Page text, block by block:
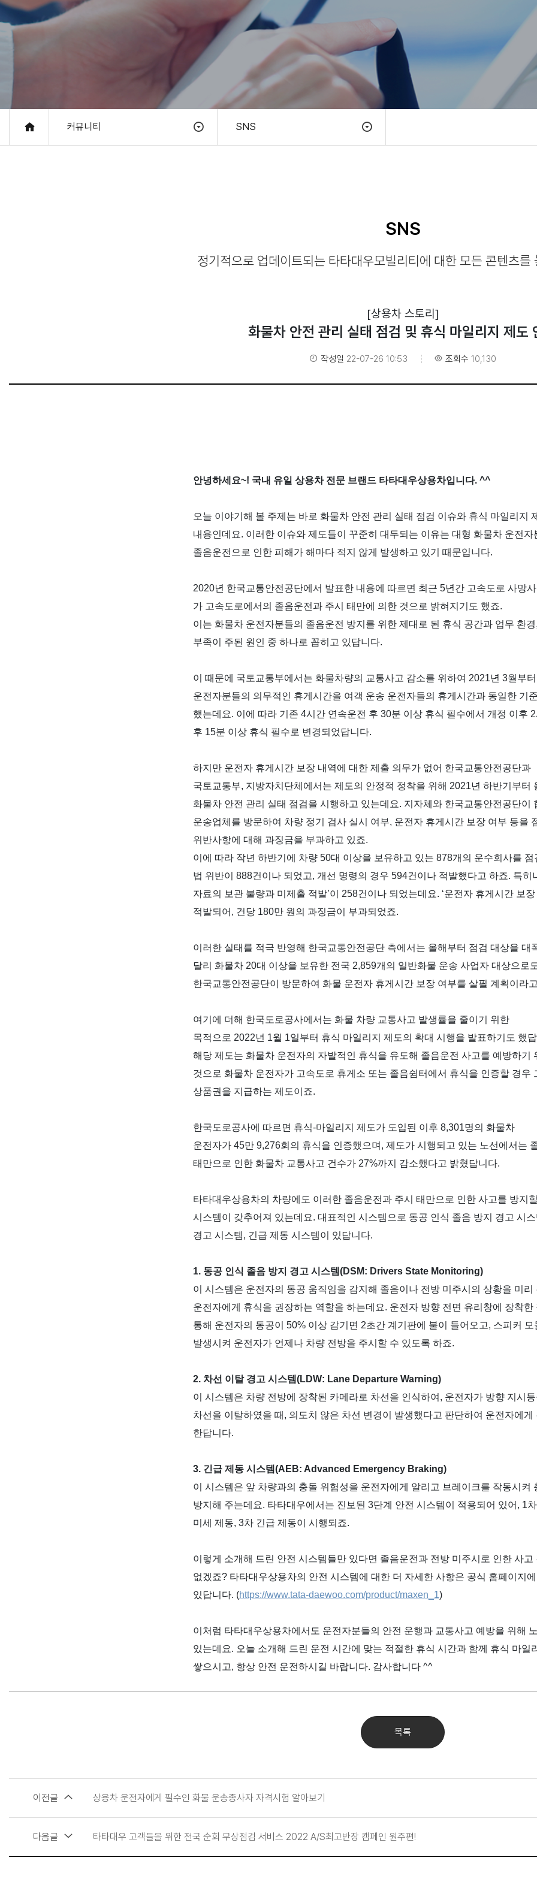
커뮤니티 SNS
SNS
정기적으로 업데이트되는 타타대우모빌리티에 대한 모든 콘텐츠를
[상용차 스토리]
화물차 안전 관리 실태 점검 및 휴식 마일리지 제도
작성일 22-07-26 10:53 조회수 10,130
안녕하세요~! 국내 유일 상용차 전문 브랜드 타타대우상용차입니다. ^^
오늘 이야기해 볼 주제는 바로 화물차 안전 관리 실태 점검 이슈와 휴식 마일리지
내용인데요. 이러한 이슈와 제도들이 꾸준히 대두되는 이유는 대형 화물차 운전자
졸음운전으로 인한 피해가 해마다 적지 않게 발생하고 있기 때문입니다.
2020년 한국교통안전공단에서 발표한 내용에 따르면 최근 5년간 고속도로 사망
가 고속도로에서의 졸음운전과 주시 태만에 의한 것으로 밝혀지기도 했죠.
이는 화물차 운전자분들의 졸음운전 방지를 위한 제대로 된 휴식 공간과 업무 환경,
부족이 주된 원인 중 하나로 꼽히고 있답니다.
이 때문에 국토교통부에서는 화물차량의 교통사고 감소를 위하여 2021년 3월부
운전자분들의 의무적인 휴게시간을 여객 운송 운전자들의 휴게시간과 동일한 기
했는데요. 이에 따라 기존 4시간 연속운전 후 30분 이상 휴식 필수에서 개정 이후 2
후 15분 이상 휴식 필수로 변경되었답니다.
하지만 운전자 휴게시간 보장 내역에 대한 제출 의무가 없어 한국교통안전공단과
국토교통부, 지방자치단체에서는 제도의 안정적 정착을 위해 2021년 하반기부터
화물차 안전 관리 실태 점검을 시행하고 있는데요. 지자체와 한국교통안전공단이
운송업체를 방문하여 차량 정기 검사 실시 여부, 운전자 휴게시간 보장 여부 등을
위반사항에 대해 과징금을 부과하고 있죠.
이에 따라 작년 하반기에 차량 50대 이상을 보유하고 있는 878개의 운수회사를 점
법 위반이 888건이나 되었고, 개선 명령의 경우 594건이나 적발했다고 하죠. 특히
자료의 보관 불량과 미제출 적발’이 258건이나 되었는데요. ‘운전자 휴게시간 보
적발되어 , 건당 180만 원의 과징금이 부과되었죠.
이러한 실태를 적극 반영해 한국교통안전공단 측에서는 올해부터 점검 대상을 대
달리 화물차 20대 이상을 보유한 전국 2,859개의 일반화물 운송 사업자 대상으로
한국교통안전공단이 방문하여 화물 운전자 휴게시간 보장 여부를 살필 계획이라
여기에 더해 한국도로공사에서는 화물 차량 교통사고 발생률을 줄이기 위한
목적으로 2022년 1월 1일부터 휴식 마일리지 제도의 확대 시행을 발표하기도 했
해당 제도는 화물차 운전자의 자발적인 휴식을 유도해 졸음운전 사고를 예방하기
것으로 화물차 운전자가 고속도로 휴게소 또는 졸음쉼터에서 휴식을 인증할 경우
상품권을 지급하는 제도이죠.
한국도로공사에 따르면 휴식-마일리지 제도가 도입된 이후 8,301명의 화물차
운전자가 45만 9,276회의 휴식을 인증했으며 , 제도가 시행되고 있는 노선에서는
태만으로 인한 화물차 교통사고 건수가 27%까지 감소했다고 밝혔답니다.
타타대우상용차의 차량에도 이러한 졸음운전과 주시 태만으로 인한 사고를 방지
시스템이 갖추어져 있는데요. 대표적인 시스템으로 동공 인식 졸음 방지 경고 시
경고 시스템, 긴급 제동 시스템이 있답니다.
1. 동공 인식 졸음 방지 경고 시스템(DSM: Drivers State Monitoring)
이 시스템은 운전자의 동공 움직임을 감지해 졸음이나 전방 미주시의 상황을 미리
운전자에게 휴식을 권장하는 역할을 하는데요. 운전자 방향 전면 유리창에 장착한
통해 운전자의 동공이 50% 이상 감기면 2초간 계기판에 불이 들어오고, 스피커 모
발생시켜 운전자가 언제나 차량 전방을 주시할 수 있도록 하죠.
2. 차선 이탈 경고 시스템(LDW: Lane Departure Warning)
이 시스템은 차량 전방에 장착된 카메라로 차선을 인식하여 , 운전자가 방향 지시
차선을 이탈하였을 때 , 의도치 않은 차선 변경이 발생했다고 판단하여 운전자에게
한답니다.
3. 긴급 제동 시스템(AEB: Advanced Emergency Braking)
이 시스템은 앞 차량과의 충돌 위험성을 운전자에게 알리고 브레이크를 작동시켜
방지해 주는데요. 타타대우에서는 진보된 3단계 안전 시스템이 적용되어 있어 , 1
미세 제동, 3차 긴급 제동이 시행되죠.
이렇게 소개해 드린 안전 시스템들만 있다면 졸음운전과 전방 미주시로 인한 사고
없겠죠? 타타대우상용차의 안전 시스템에 대한 더 자세한 사항은 공식 홈페이지
있답니다. (https://www.tata-daewoo.com/product/maxen_1)
이처럼 타타대우상용차에서도 운전자분들의 안전 운행과 교통사고 예방을 위해
있는데요. 오늘 소개해 드린 운전 시간에 맞는 적절한 휴식 시간과 함께 휴식 마일
쌓으시고, 항상 안전 운전하시길 바랍니다. 감사합니다 ^^
목록
이전글 상용차 운전자에게 필수인 화물 운송종사자 자격시험 알아보기
다음글 타타대우 고객들을 위한 전국 순회 무상점검 서비스 2022 A/S최고반장 캠페인 원주편!